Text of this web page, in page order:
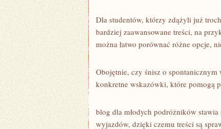
Dla studentów, którzy zdążyli już
bardziej zaawansowane treści, na
można łatwo porównać różne opcje,
Obojętnie, czy śnisz o
konkretne wskazówki, które pomogą
blog dla młodych podróżników
wyjazdów, dzięki czemu treści są